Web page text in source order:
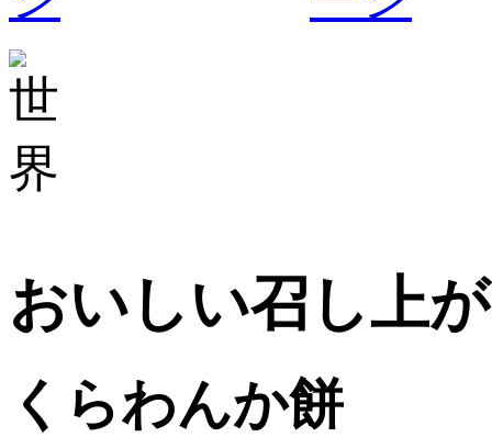
おいしい召し上
くらわんか餅